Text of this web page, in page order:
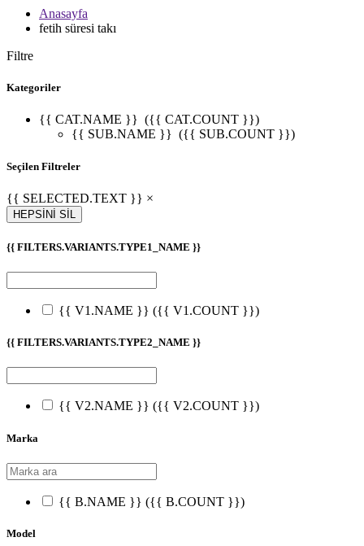
Anasayfa
fetih süresi takı
Filtre
Kategoriler
{{ CAT.NAME }} ({{ CAT.COUNT }})
{{ SUB.NAME }} ({{ SUB.COUNT }})
Seçilen Filtreler
{{ SELECTED.TEXT }} ×
HEPSİNİ SİL
{{ FILTERS.VARIANTS.TYPE1_NAME }}
{{ V1.NAME }} ({{ V1.COUNT }})
{{ FILTERS.VARIANTS.TYPE2_NAME }}
{{ V2.NAME }} ({{ V2.COUNT }})
Marka
{{ B.NAME }} ({{ B.COUNT }})
Model